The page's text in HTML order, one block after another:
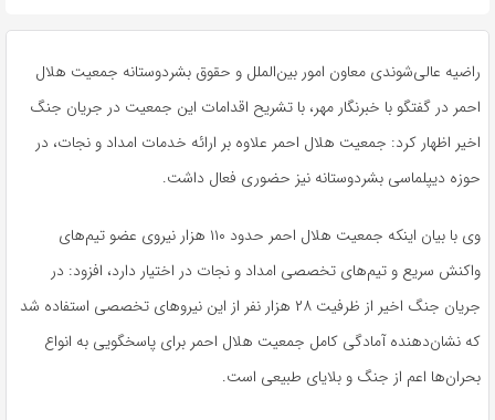
راضیه عالی‌شوندی معاون امور بین‌الملل و حقوق بشردوستانه جمعیت هلال
احمر در گفتگو با خبرنگار مهر، با تشریح اقدامات این جمعیت در جریان جنگ
اخیر اظهار کرد: جمعیت هلال احمر علاوه بر ارائه خدمات امداد و نجات، در
حوزه دیپلماسی بشردوستانه نیز حضوری فعال داشت.
وی با بیان اینکه جمعیت هلال احمر حدود ۱۱۰ هزار نیروی عضو تیم‌های
واکنش سریع و تیم‌های تخصصی امداد و نجات در اختیار دارد، افزود: در
جریان جنگ اخیر از ظرفیت ۲۸ هزار نفر از این نیروهای تخصصی استفاده شد
که نشان‌دهنده آمادگی کامل جمعیت هلال احمر برای پاسخگویی به انواع
بحران‌ها اعم از جنگ و بلایای طبیعی است.